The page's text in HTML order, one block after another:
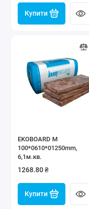
Купити
EKOBOARD M
100*0610*01250mm,
6,1м.кв.
1268.80 ₴
Купити